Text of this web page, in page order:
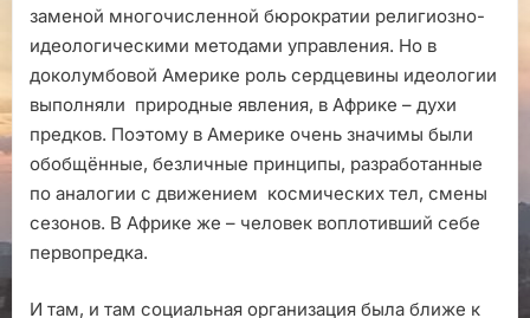
заменой многочисленной бюрократии религиозно-
идеологическими методами управления. Но в
доколумбовой Америке роль сердцевины идеологии
выполняли природные явления, в Африке – духи
предков. Поэтому в Америке очень значимы были
обобщённые, безличные принципы, разработанные
по аналогии с движением космических тел, смены
сезонов. В Африке же – человек воплотивший себе
первопредка.
И там, и там социальная организация была ближе к